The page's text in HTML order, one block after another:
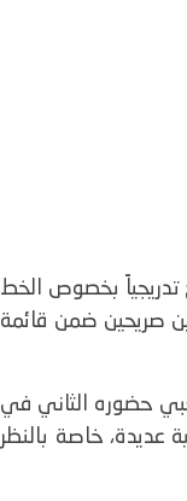
تتضح تدريجياً بخصوص الخط
صريحين ضمن قائمة
حضوره الثاني في
عديدة، خاصة بالنظر